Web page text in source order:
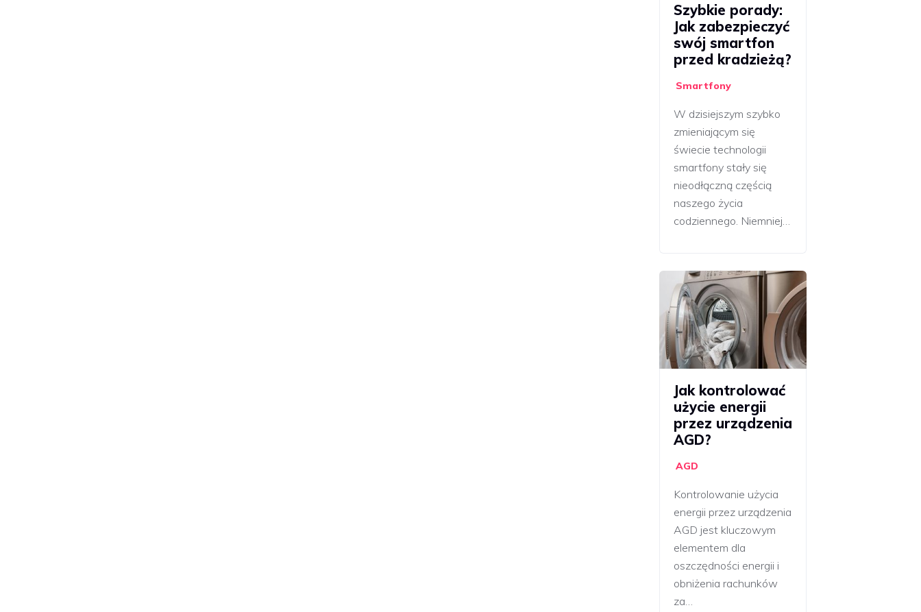
Szybkie porady:
Jak zabezpieczyć
swój smartfon
przed kradzieżą?
Smartfony
W dzisiejszym szybko
zmieniającym się
świecie technologii
smartfony stały się
nieodłączną częścią
naszego życia
codziennego. Niemniej…
Jak kontrolować
użycie energii
przez urządzenia
AGD?
AGD
Kontrolowanie użycia
energii przez urządzenia
AGD jest kluczowym
elementem dla
oszczędności energii i
obniżenia rachunków
za…